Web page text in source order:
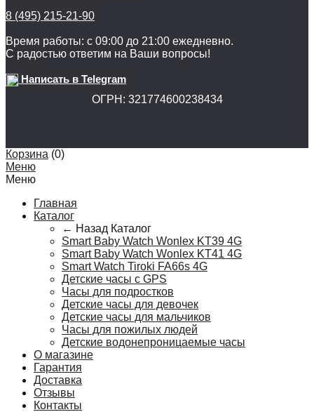
8 (495) 215-21-90
Время работы: с 09:00 до 21:00 ежедневно.
С радостью ответим на Ваши вопросы!
Написать в Telegram
ОГРН: 321774600238434
Корзина (0)
Меню
Меню
Главная
Каталог
← Назад Каталог
Smart Baby Watch Wonlex KT39 4G
Smart Baby Watch Wonlex KT41 4G
Smart Watch Tiroki FA66s 4G
Детские часы с GPS
Часы для подростков
Детские часы для девочек
Детские часы для мальчиков
Часы для пожилых людей
Детские водонепроницаемые часы
О магазине
Гарантия
Доставка
Отзывы
Контакты